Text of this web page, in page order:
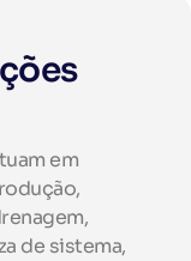
em
de sistema,